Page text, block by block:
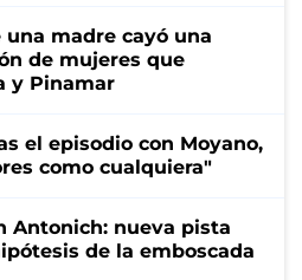
madre cayó una
de mujeres que
y Pinamar
el episodio con Moyano,
como cualquiera"
Antonich: nueva pista
de la emboscada